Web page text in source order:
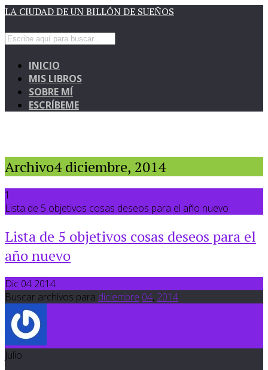
LA CIUDAD DE UN BILLÓN DE SUEÑOS
INICIO
MIS LIBROS
SOBRE MÍ
ESCRÍBEME
Archivo4 diciembre, 2014
1
Lista de 5 objetivos cosas deseos para el año nuevo
Lista de 5 objetivos cosas deseos para el
año nuevo
Dic 04 2014
Buscar archivos para diciembre 04, 2014
Julio